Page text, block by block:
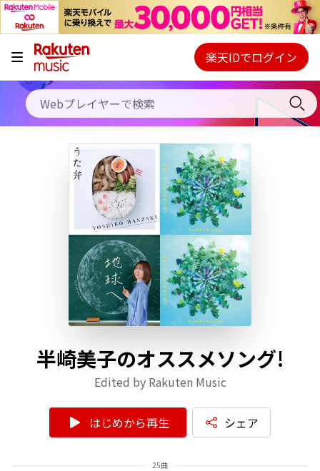
キャンペーン
料金プラン
使い方
初回30日間無料お試し
Webプレイヤー
ご契約内容の確認・変更
楽天IDでログイン
半崎美子のオススメソング!
Edited by Rakuten Music
はじめから再生 シェア
25曲